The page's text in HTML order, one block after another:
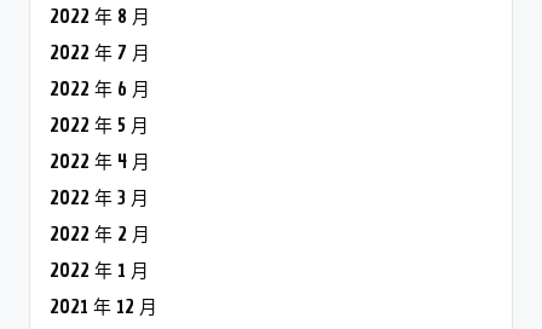
2022 年 8 月
2022 年 7 月
2022 年 6 月
2022 年 5 月
2022 年 4 月
2022 年 3 月
2022 年 2 月
2022 年 1 月
2021 年 12 月